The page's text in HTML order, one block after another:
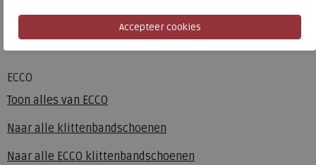
ECCO
Toon alles van ECCO
Naar alle klittenbandschoenen
Naar alle ECCO klittenbandschoenen
ja